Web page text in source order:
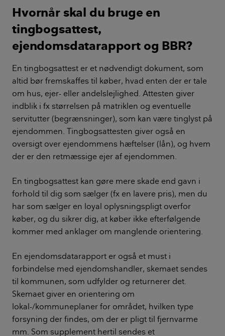
Hvornår skal du bruge en
tingbogsattest,
ejendomsdatarapport og BBR?
En tingbogsattest er et nødvendigt dokument, som
altid bør fremskaffes til køber, hvad enten der er tale
om hus, ejer- eller andelslejlighed. Attesten giver
indblik i fx størrelsen på matriklen og eventuelle
servitutter (begrænsninger), som kan være tinglyst på
ejendommen. Tingbogsattesten giver også en
oversigt over ejendommens hæftelser (lån), og hvem
der er den retmæssige ejer af ejendommen.
En tingbogsattest kan gøre mere skade end gavn i
forhold til dig som sælger (fx en lavere pris), men du
har som sælger en loyal oplysningspligt overfor
køber, og du sikrer dig, at køber ikke efterfølgende
kommer med anklager om manglende orientering.
En ejendomsdatarapport er også et must i
forbindelse med ejendomshandler, skemaet sendes
til kommunen, som udfylder og returnerer det.
Skemaet giver en orientering om
lokal-/kommuneplaner for området, hvilken type
forsyning der findes, om der er pligt til fjernvarme
mm. Som supplement hertil sendes et